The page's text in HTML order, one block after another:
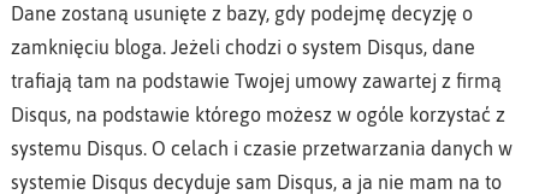
Dane zostaną usunięte z bazy, gdy podejmę decyzję o
zamknięciu bloga. Jeżeli chodzi o system Disqus, dane
trafiają tam na podstawie Twojej umowy zawartej z firmą
Disqus, na podstawie którego możesz w ogóle korzystać z
systemu Disqus. O celach i czasie przetwarzania danych w
systemie Disqus decyduje sam Disqus, a ja nie mam na to